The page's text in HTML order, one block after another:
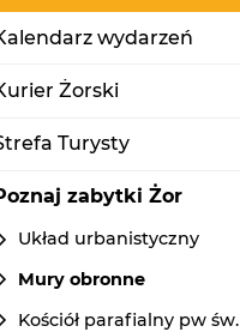
wydarzeń
Żorski
Turysty
zabytki Żor
Układ urbanistyczny
Mury obronne
Kościół parafialny pw św.